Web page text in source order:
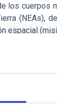
los cuerpos
(NEAs),
espacial
y JWST).
extremos